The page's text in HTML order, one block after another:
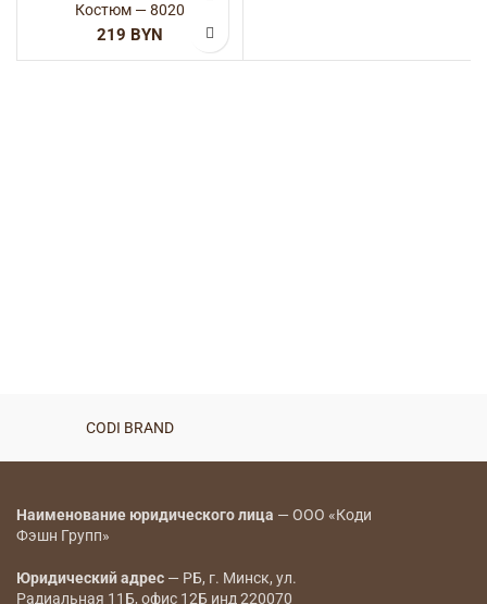
Костюм — 8020
BYN
CODI BRAND
Наименование юридического лица — ООО «Коди
Фэшн Групп»
Юридический адрес — РБ, г. Минск, ул.
Радиальная 11Б, офис 12Б инд 220070